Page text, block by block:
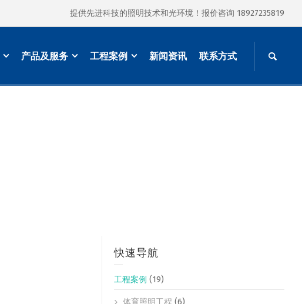
提供先进科技的照明技术和光环境！报价咨询 18927235819
产品及服务 工程案例 新闻资讯 联系方式
快速导航
工程案例 (19)
体育照明工程 (6)